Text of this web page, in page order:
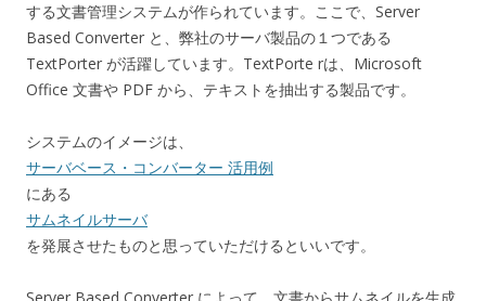
する文書管理システムが作られています。ここで、Server
Based Converter と、弊社のサーバ製品の１つである
TextPorter が活躍しています。TextPorte rは、Microsoft
Office 文書や PDF から、テキストを抽出する製品です。
システムのイメージは、
サーバベース・コンバーター 活用例
にある
サムネイルサーバ
を発展させたものと思っていただけるといいです。